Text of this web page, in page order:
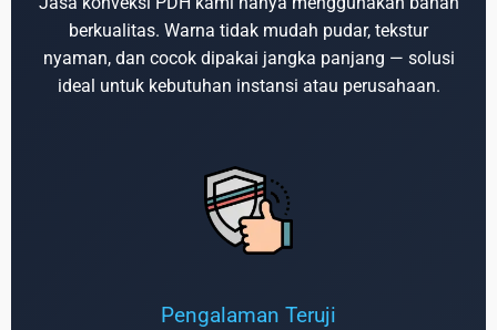
berkualitas. Warna tidak mudah pudar, tekstur
nyaman, dan cocok dipakai jangka panjang — solusi
ideal untuk kebutuhan instansi atau perusahaan.
Pengalaman Teruji